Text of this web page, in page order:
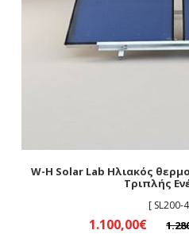
W-H Solar Lab Ηλιακός
Τριπλής
[ SL200-
1.100,00€